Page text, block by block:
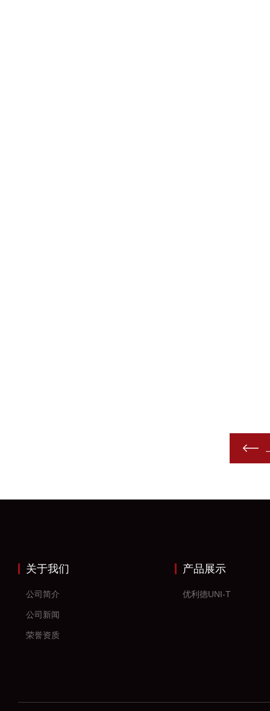
关于我们
公司简介
公司新闻
荣誉资质
产品展示
优利德UNI-T